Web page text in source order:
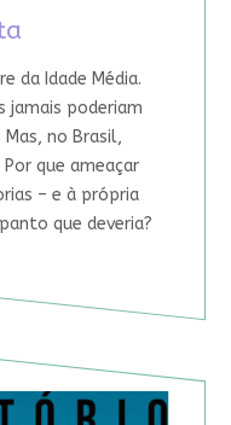
da Idade Média.
jamais poderiam
no Brasil,
que ameaçar
– e à própria
que deveria?